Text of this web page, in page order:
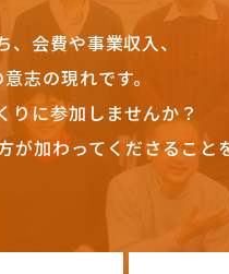
、会費や事業収入、
志の現れです。
りに参加しませんか？
加わってくださること